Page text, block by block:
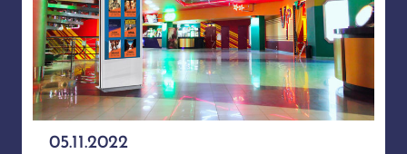
05.11.2022